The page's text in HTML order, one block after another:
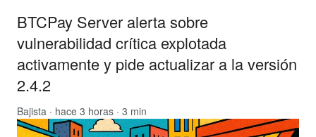
BTCPay Server alerta sobre
vulnerabilidad crítica explotada
activamente y pide actualizar a la versión
2.4.2
Bajista · hace 3 horas · 3 min